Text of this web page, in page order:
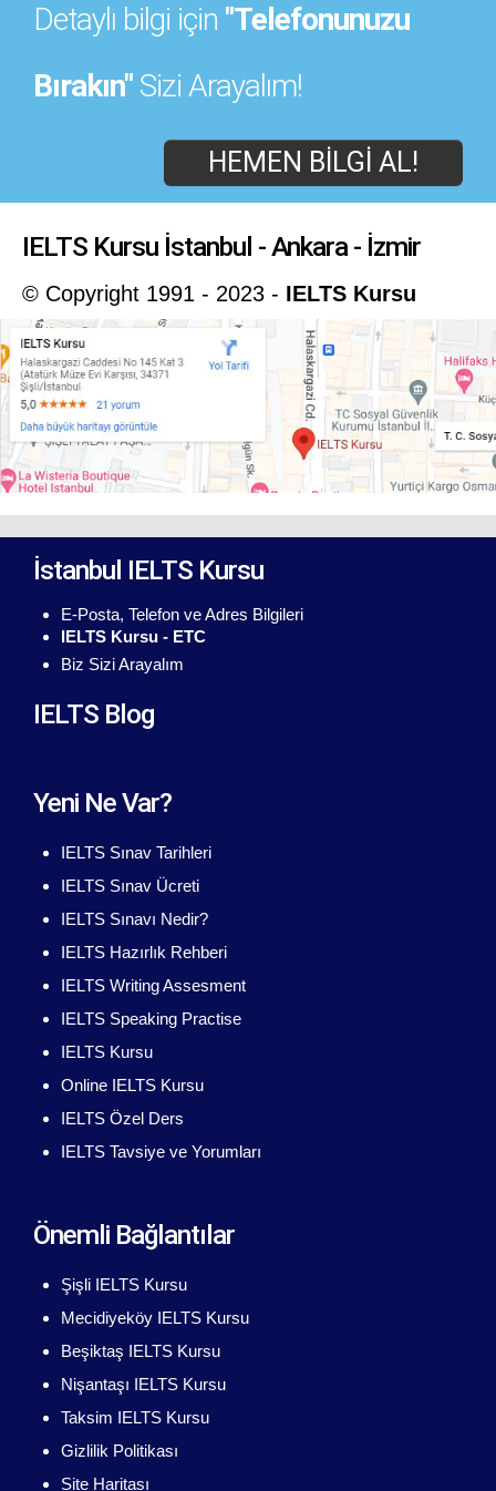
Detaylı bilgi için "Telefonunuzu
Bırakın" Sizi Arayalım!
HEMEN BILGI AL!
IELTS Kursu İstanbul - Ankara - İzmir
© Copyright 1991 - 2023 - IELTS Kursu
İstanbul IELTS Kursu
E-Posta, Telefon ve Adres Bilgileri
IELTS Kursu - ETC
Biz Sizi Arayalım
IELTS Blog
Yeni Ne Var?
IELTS Sınav Tarihleri
IELTS Sınav Ücreti
IELTS Sınavı Nedir?
IELTS Hazırlık Rehberi
IELTS Writing Assesment
IELTS Speaking Practise
IELTS Kursu
Online IELTS Kursu
IELTS Özel Ders
IELTS Tavsiye ve Yorumları
Önemli Bağlantılar
Şişli IELTS Kursu
Mecidiyeköy IELTS Kursu
Beşiktaş IELTS Kursu
Nişantaşı IELTS Kursu
Taksim IELTS Kursu
Gizlilik Politikası
Site Haritası